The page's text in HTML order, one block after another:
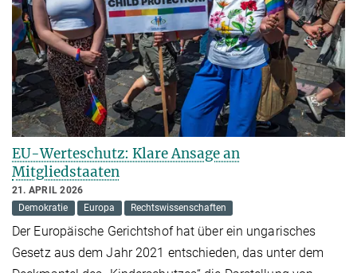
EU-Werteschutz: Klare Ansage an
Mitgliedstaaten
21. APRIL 2026
Demokratie
Europa Rechtswissenschaften
Der Europäische Gerichtshof hat über ein ungarisches
Gesetz aus dem Jahr 2021 entschieden, das unter dem